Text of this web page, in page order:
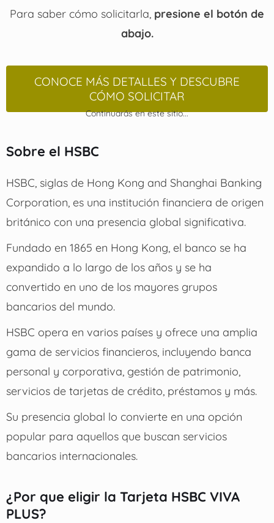
Para saber cómo solicitarla, presione el botón de
abajo.
CONOCE MÁS DETALLES Y DESCUBRE
CÓMO SOLICITAR
Continuarás en este sitio...
Sobre el HSBC
HSBC, siglas de Hong Kong and Shanghai Banking
Corporation, es una institución financiera de origen
británico con una presencia global significativa.
Fundado en 1865 en Hong Kong, el banco se ha
expandido a lo largo de los años y se ha
convertido en uno de los mayores grupos
bancarios del mundo.
HSBC opera en varios países y ofrece una amplia
gama de servicios financieros, incluyendo banca
personal y corporativa, gestión de patrimonio,
servicios de tarjetas de crédito, préstamos y más.
Su presencia global lo convierte en una opción
popular para aquellos que buscan servicios
bancarios internacionales.
¿Por que eligir la Tarjeta HSBC VIVA
PLUS?